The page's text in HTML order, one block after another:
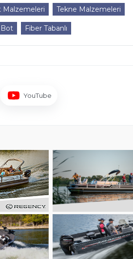
Malzemeleri Tekne Malzemeleri
Bot Fiber Tabanlı
YouTube